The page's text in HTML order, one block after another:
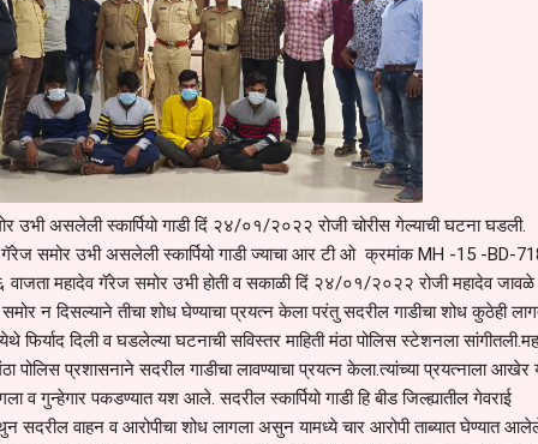
उभी असलेली स्कार्पियो गाडी दिं २४/०१/२०२२ रोजी चोरीस गेल्याची घटना घडली.
गॅरेज समोर उभी असलेली स्कार्पियो गाडी ज्याचा आर टी ओ क्रमांक MH -15 -BD-
महादेव गॅरेज समोर उभी होती व सकाळी दिं २४/०१/२०२२ रोजी महादेव जावळे
न दिसल्याने तीचा शोध घेण्याचा प्रयत्न केला परंतु सदरील गाडीचा शोध कुठेही
फिर्याद दिली व घडलेल्या घटनाची सविस्तर माहिती मंठा पोलिस स्टेशनला
मंठा पोलिस प्रशासनाने सदरील गाडीचा लावण्याचा प्रयत्न केला.त्यांच्या प्रयत्नाला
व गुन्हेगार पकडण्यात यश आले. सदरील स्कार्पियो गाडी हि बीड जिल्ह्यातील गेवराई
सदरील वाहन व आरोपीचा शोध लागला असुन यामध्ये चार आरोपी ताब्यात घेण्यात